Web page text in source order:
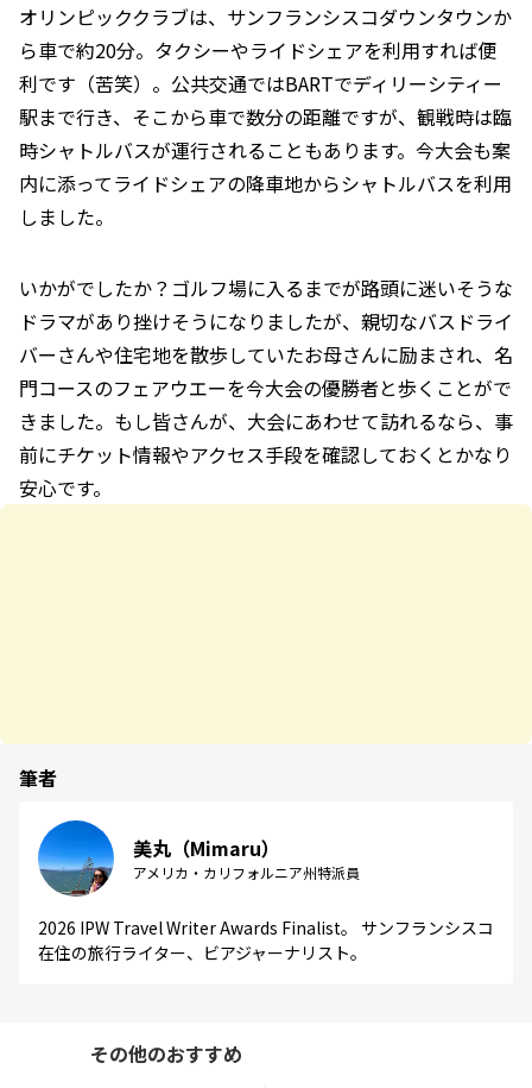
オリンピッククラブは、サンフランシスコダウンタウンか
ら車で約20分。タクシーやライドシェアを利用すれば便
利です（苦笑）。公共交通ではBARTでディリーシティー
駅まで行き、そこから車で数分の距離ですが、観戦時は臨
時シャトルバスが運行されることもあります。今大会も案
内に添ってライドシェアの降車地からシャトルバスを利用
しました。
いかがでしたか？ゴルフ場に入るまでが路頭に迷いそうな
ドラマがあり挫けそうになりましたが、親切なバスドライ
バーさんや住宅地を散歩していたお母さんに励まされ、名
門コースのフェアウエーを今大会の優勝者と歩くことがで
きました。もし皆さんが、大会にあわせて訪れるなら、事
前にチケット情報やアクセス手段を確認しておくとかなり
安心です。
筆者
美丸（Mimaru）
アメリカ・カリフォルニア州特派員
2026 IPW Travel Writer Awards Finalist。 サンフランシスコ
在住の旅行ライター、ビアジャーナリスト。
その他のおすすめ